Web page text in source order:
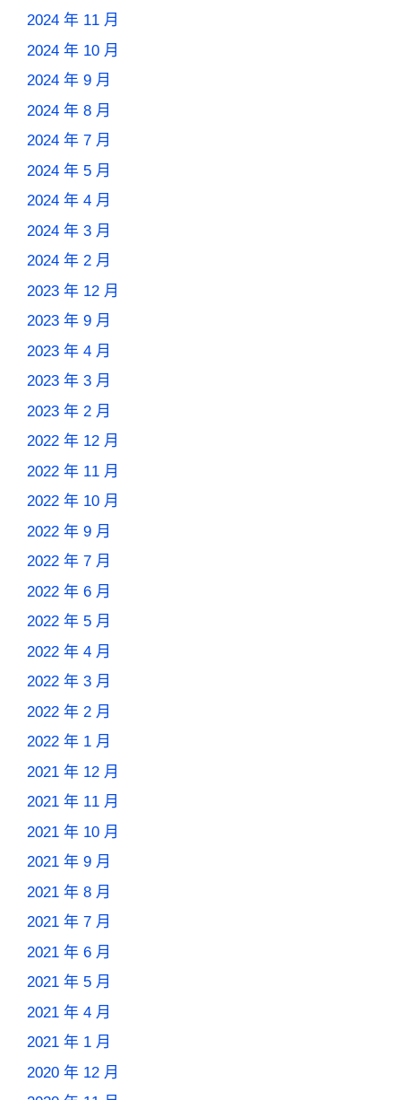
2024 年 11 月
2024 年 10 月
2024 年 9 月
2024 年 8 月
2024 年 7 月
2024 年 5 月
2024 年 4 月
2024 年 3 月
2024 年 2 月
2023 年 12 月
2023 年 9 月
2023 年 4 月
2023 年 3 月
2023 年 2 月
2022 年 12 月
2022 年 11 月
2022 年 10 月
2022 年 9 月
2022 年 7 月
2022 年 6 月
2022 年 5 月
2022 年 4 月
2022 年 3 月
2022 年 2 月
2022 年 1 月
2021 年 12 月
2021 年 11 月
2021 年 10 月
2021 年 9 月
2021 年 8 月
2021 年 7 月
2021 年 6 月
2021 年 5 月
2021 年 4 月
2021 年 1 月
2020 年 12 月